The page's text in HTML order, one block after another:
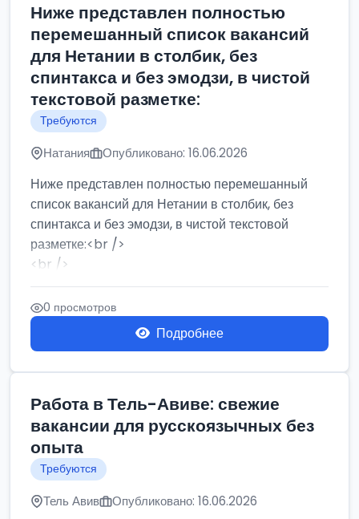
Ниже представлен полностью
перемешанный список вакансий
для Нетании в столбик, без
спинтакса и без эмодзи, в чистой
текстовой разметке:
Требуются
Натания Опубликовано: 16.06.2026
Ниже представлен полностью перемешанный
список вакансий для Нетании в столбик, без
спинтакса и без эмодзи, в чистой текстовой
разметке:<br />
<br />
Работа в Нетании на мебельном производстве:
требу...
0 просмотров
Подробнее
Работа в Тель-Авиве: свежие
вакансии для русскоязычных без
опыта
Требуются
Тель Авив Опубликовано: 16.06.2026